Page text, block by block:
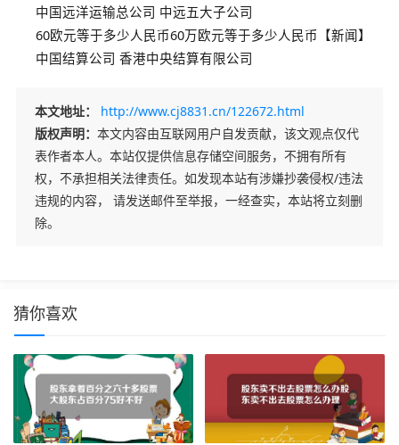
中国远洋运输总公司 中远五大子公司
60欧元等于多少人民币60万欧元等于多少人民币【新闻】
中国结算公司 香港中央结算有限公司
本文地址：
http://www.cj8831.cn/122672.html
版权声明： 本文内容由互联网用户自发贡献，该文观点仅代
表作者本人。本站仅提供信息存储空间服务，不拥有所有
权，不承担相关法律责任。如发现本站有涉嫌抄袭侵权/违法
违规的内容， 请发送邮件至举报，一经查实，本站将立刻删
除。
猜你喜欢